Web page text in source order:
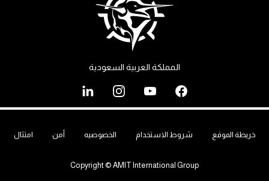
المملكة العربية السعودية
Copyright © AMIT International Group
خريطة الموقع شروط الاستخدام الخصوصيه أمن امتثال